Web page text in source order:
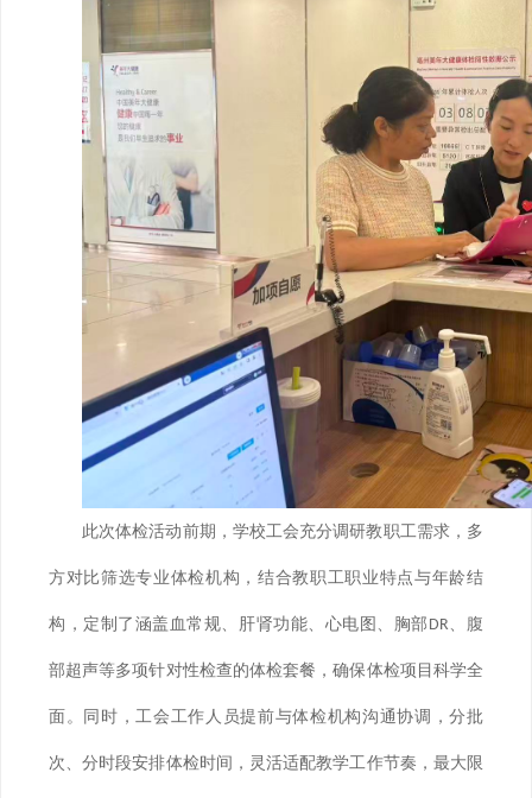
此次体检活动前期，学校工会充分调研教职工需求，多
方对比筛选专业体检机构，结合教职工职业特点与年龄结
构，定制了涵盖血常规、肝肾功能、心电图、胸部 DR 、腹
部超声等多项针对性检查的体检套餐，确保体检项目科学全
面。同时，工会工作人员提前与体检机构沟通协调，分批
次、分时段安排体检时间，灵活适配教学工作节奏，最大限